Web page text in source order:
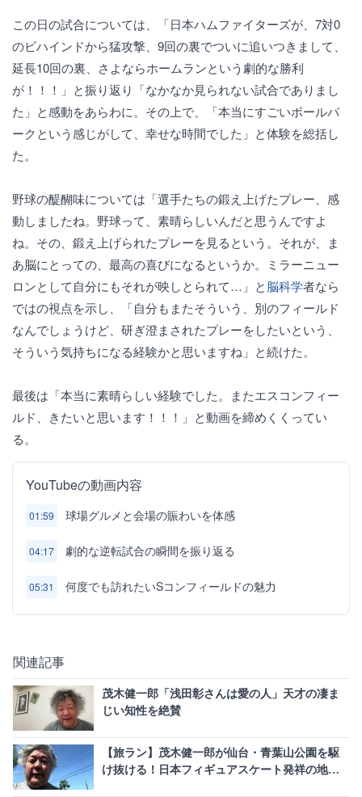
この日の試合については、「日本ハムファイターズが、7対0
のビハインドから猛攻撃、9回の裏でついに追いつきまして、
延長10回の裏、さよならホームランという劇的な勝利
が！！！」と振り返り「なかなか見られない試合でありまし
た」と感動をあらわに。その上で、「本当にすごいボールパ
ークという感じがして、幸せな時間でした」と体験を総括し
た。
野球の醍醐味については「選手たちの鍛え上げたプレー、感
動しましたね。野球って、素晴らしいんだと思うんですよ
ね。その、鍛え上げられたプレーを見るという。それが、ま
あ脳にとっての、最高の喜びになるというか。ミラーニュー
ロンとして自分にもそれが映しとられて…」と脳科学者なら
ではの視点を示し、「自分もまたそういう、別のフィールド
なんでしょうけど、研ぎ澄まされたプレーをしたいという、
そういう気持ちになる経験かと思いますね」と続けた。
最後は「本当に素晴らしい経験でした。またエスコンフィー
ルド、きたいと思います！！！」と動画を締めくくってい
る。
YouTubeの動画内容
01:59 球場グルメと会場の賑わいを体感
04:17 劇的な逆転試合の瞬間を振り返る
05:31 何度でも訪れたいSコンフィールドの魅力
関連記事
茂木健一郎「浅田彰さんは愛の人」天才の凄ま
じい知性を絶賛
【旅ラン】茂木健一郎が仙台・青葉山公園を駆
け抜ける！日本フィギュアスケート発祥の地